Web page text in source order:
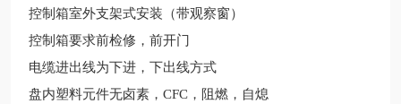
控制箱室外支架式安装（带观察窗）
控制箱要求前检修，前开门
电缆进出线为下进，下出线方式
盘内塑料元件无卤素， CFC ，阻燃，自熄